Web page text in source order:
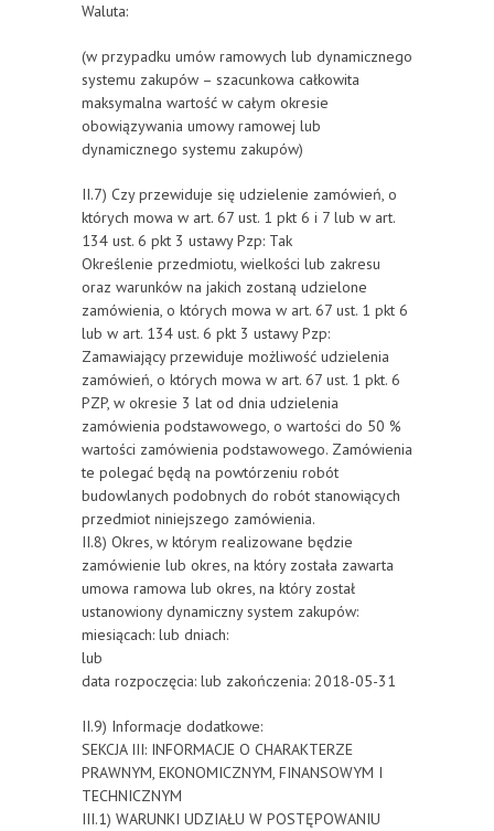
Waluta:
(w przypadku umów ramowych lub dynamicznego
systemu zakupów – szacunkowa całkowita
maksymalna wartość w całym okresie
obowiązywania umowy ramowej lub
dynamicznego systemu zakupów)
II.7) Czy przewiduje się udzielenie zamówień, o
których mowa w art. 67 ust. 1 pkt 6 i 7 lub w art.
134 ust. 6 pkt 3 ustawy Pzp: Tak
Określenie przedmiotu, wielkości lub zakresu
oraz warunków na jakich zostaną udzielone
zamówienia, o których mowa w art. 67 ust. 1 pkt 6
lub w art. 134 ust. 6 pkt 3 ustawy Pzp:
Zamawiający przewiduje możliwość udzielenia
zamówień, o których mowa w art. 67 ust. 1 pkt. 6
PZP, w okresie 3 lat od dnia udzielenia
zamówienia podstawowego, o wartości do 50 %
wartości zamówienia podstawowego. Zamówienia
te polegać będą na powtórzeniu robót
budowlanych podobnych do robót stanowiących
przedmiot niniejszego zamówienia.
II.8) Okres, w którym realizowane będzie
zamówienie lub okres, na który została zawarta
umowa ramowa lub okres, na który został
ustanowiony dynamiczny system zakupów:
miesiącach: lub dniach:
lub
data rozpoczęcia: lub zakończenia: 2018-05-31
II.9) Informacje dodatkowe:
SEKCJA III: INFORMACJE O CHARAKTERZE
PRAWNYM, EKONOMICZNYM, FINANSOWYM I
TECHNICZNYM
III.1) WARUNKI UDZIAŁU W POSTĘPOWANIU